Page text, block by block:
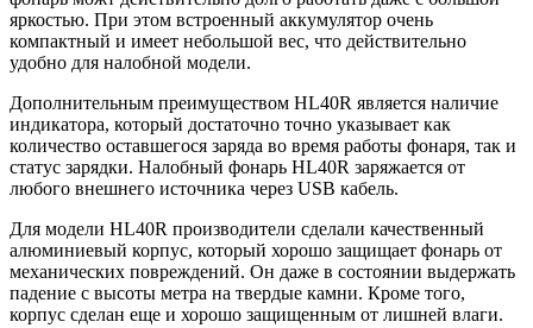
яркостью. При этом встроенный аккумулятор очень
компактный и имеет небольшой вес, что действительно
удобно для налобной модели.
Дополнительным преимуществом HL40R является наличие
индикатора, который достаточно точно указывает как
количество оставшегося заряда во время работы фонаря, так и
статус зарядки. Налобный фонарь HL40R заряжается от
любого внешнего источника через USB кабель.
Для модели HL40R производители сделали качественный
алюминиевый корпус, который хорошо защищает фонарь от
механических повреждений. Он даже в состоянии выдержать
падение с высоты метра на твердые камни. Кроме того,
корпус сделан еще и хорошо защищенным от лишней влаги.